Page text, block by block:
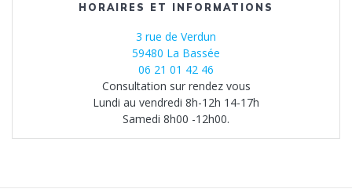
HORAIRES ET INFORMATIONS
3 rue de Verdun
59480 La Bassée
06 21 01 42 46
Consultation sur rendez vous
Lundi au vendredi 8h-12h 14-17h
Samedi 8h00 -12h00.